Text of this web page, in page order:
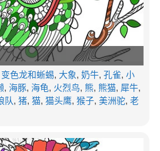
变色龙和蜥蜴, 大象, 奶牛, 孔雀, 小
, 海豚, 海龟, 火烈鸟, 熊, 熊猫, 犀牛,
队, 猪, 猫, 猫头鹰, 猴子, 美洲驼, 老